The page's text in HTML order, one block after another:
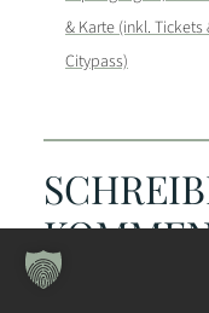
& Karte (inkl. Tickets
Citypass)